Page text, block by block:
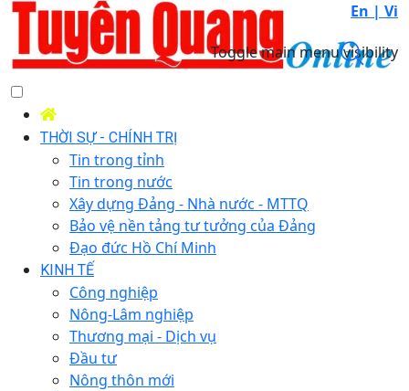
En | Vi
Toggle main menu visibility
THỜI SỰ - CHÍNH TRỊ
Tin trong tỉnh
Tin trong nước
Xây dựng Đảng - Nhà nước - MTTQ
Bảo vệ nền tảng tư tưởng của Đảng
Đạo đức Hồ Chí Minh
KINH TẾ
Công nghiệp
Nông-Lâm nghiệp
Thương mại - Dịch vụ
Đầu tư
Nông thôn mới